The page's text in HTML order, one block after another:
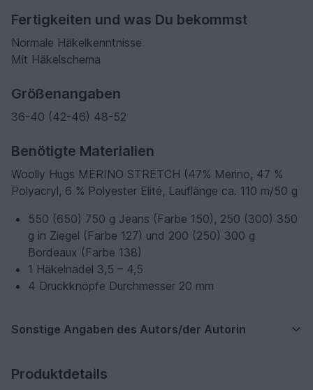
Fertigkeiten und was Du bekommst
Normale Häkelkenntnisse
Mit Häkelschema
Größenangaben
36-40 (42-46) 48-52
Benötigte Materialien
Woolly Hugs MERINO STRETCH (47% Merino, 47 %
Polyacryl, 6 % Polyester Elité, Lauflänge ca. 110 m/50 g
550 (650) 750 g Jeans (Farbe 150), 250 (300) 350
g in Ziegel (Farbe 127) und 200 (250) 300 g
Bordeaux (Farbe 138)
1 Häkelnadel 3,5 – 4,5
4 Druckknöpfe Durchmesser 20 mm
Sonstige Angaben des Autors/der Autorin
Produktdetails